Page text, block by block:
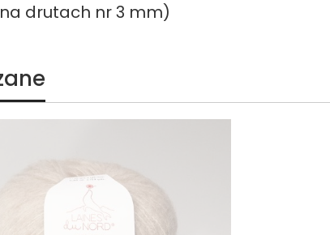
drutach nr 3 mm)